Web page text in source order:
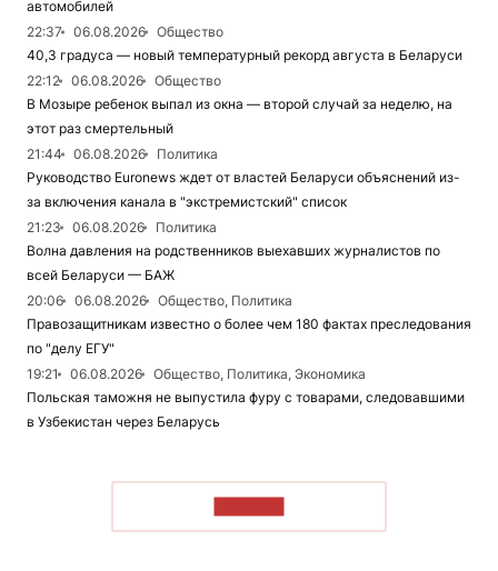
автомобилей
22:37
06.08.2026
Общество
40,3 градуса — новый температурный рекорд августа в Беларуси
22:12
06.08.2026
Общество
В Мозыре ребенок выпал из окна — второй случай за неделю, на
этот раз смертельный
21:44
06.08.2026
Политика
Руководство Euronews ждет от властей Беларуси объяснений из-
за включения канала в "экстремистский" список
21:23
06.08.2026
Политика
Волна давления на родственников выехавших журналистов по
всей Беларуси — БАЖ
20:06
06.08.2026
Общество, Политика
Правозащитникам известно о более чем 180 фактах преследования
по "делу ЕГУ"
19:21
06.08.2026
Общество, Политика, Экономика
Польская таможня не выпустила фуру с товарами, следовавшими
в Узбекистан через Беларусь